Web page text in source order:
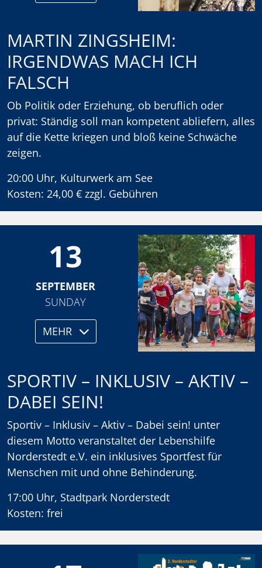
MARTIN ZINGSHEIM:
IRGENDWAS MACH ICH
FALSCH
Ob Politik oder Erziehung, ob beruflich oder
privat: Ständig soll man kompetent abliefern, alles
auf die Kette kriegen und bloß keine Schwäche
zeigen.
20:00 Uhr, Kulturwerk am See
Kosten: 24,00 € zzgl. Gebühren
13
SEPTEMBER
SUNDAY
MEHR
SPORTIV – INKLUSIV – AKTIV –
DABEI SEIN!
Sportiv – Inklusiv – Aktiv – Dabei sein! unter
diesem Motto veranstaltet der Lebenshilfe
Norderstedt e.V. ein inklusives Sportfest für
Menschen mit und ohne Behinderung.
17:00 Uhr, Stadtpark Norderstedt
Kosten: frei